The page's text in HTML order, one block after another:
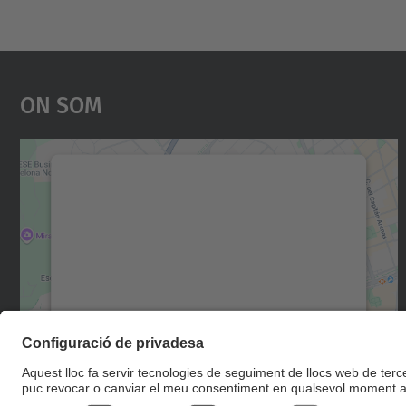
On Som
Més Informació
Accepta